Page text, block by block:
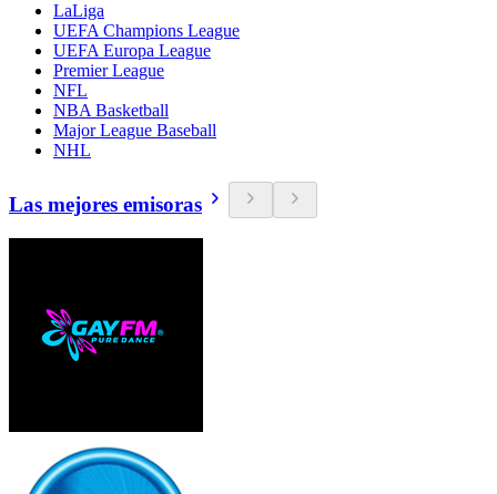
LaLiga
UEFA Champions League
UEFA Europa League
Premier League
NFL
NBA Basketball
Major League Baseball
NHL
Las mejores emisoras